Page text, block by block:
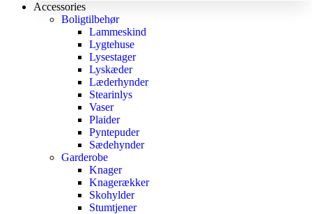
Accessories
Boligtilbehør
Lammeskind
Lygtehuse
Lysestager
Lyskæder
Læderhynder
Stearinlys
Vaser
Plaider
Pyntepuder
Sædehynder
Garderobe
Knager
Knagerækker
Skohylder
Stumtjener